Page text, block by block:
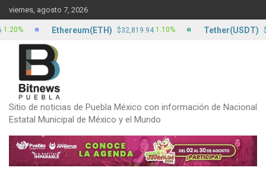
Skip
to
content
viernes, agosto 7, 2026
Sitio de noticias de Puebla México con información de Nacional
Estatal Municipal de México y el Mundo
Ethereum(ETH) $32,819.94 1.10% Tether(USDT) $17.13